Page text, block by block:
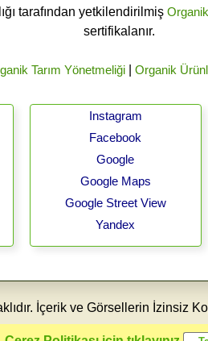
tarafından yetkilendirilmiş
sertifikalanır.
Tarım Yönetmeliği| Organik
Instagram
Facebook
Google
Google Maps
Google Street View
Yandex
İçerik ve Görsellerin İzinsiz